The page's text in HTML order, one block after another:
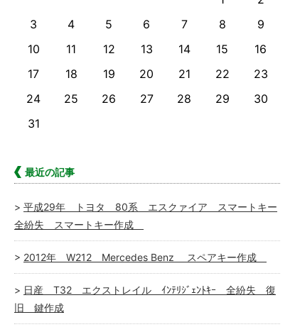
3
4 5 6 7 8
9
10
11 12 13 14 15
16
17
18 19 20 21 22
23
24
25 26 27 28 29
30
31
最近の記事
平成29年 トヨタ 80系 エスクァイア スマートキー
全紛失 スマートキー作成
2012年 W212 Mercedes Benz スペアキー作成
日産 T32 エクストレイル ｲﾝﾃﾘｼﾞｪﾝﾄｷｰ 全紛失 復
旧 鍵作成